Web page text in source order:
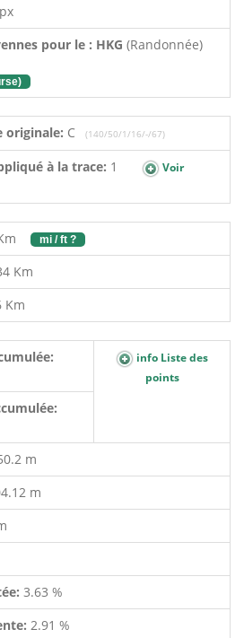
pour le : HKG (Randonnée)
originale: C (140/50/1/16/-/67)
à la trace: 1
Voir
mi / ft ?
Km
Km
info Liste des
points
m
m
3.63 %
2.91 %